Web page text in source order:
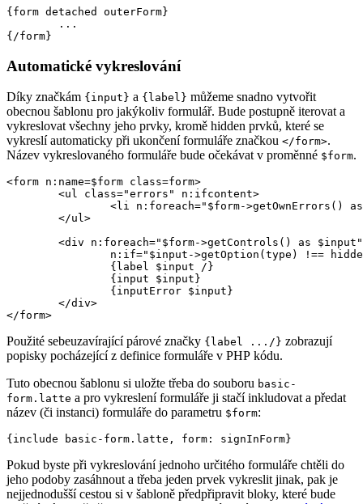
{form detached outerForm}
Automatické vykreslování
Díky značkám {input} a {label} můžeme snadno vytvořit
obecnou šablonu pro jakýkoliv formulář. Bude postupně iterovat a
vykreslovat všechny jeho prvky, kromě hidden prvků, které se
vykreslí automaticky při ukončení formuláře značkou </form>.
Název vykreslovaného formuláře bude očekávat v proměnné $form.
<form n:name=$form class=form>
Použité sebeuzavírající párové značky {label .../} zobrazují
popisky pocházející z definice formuláře v PHP kódu.
Tuto obecnou šablonu si uložte třeba do souboru basic-
form.latte a pro vykreslení formuláře ji stačí inkludovat a předat
název (či instanci) formuláře do parametru $form:
Pokud byste při vykreslování jednoho určitého formuláře chtěli do
jeho podoby zasáhnout a třeba jeden prvek vykreslit jinak, pak je
nejjednodušší cestou si v šabloně předpřipravit bloky, které bude